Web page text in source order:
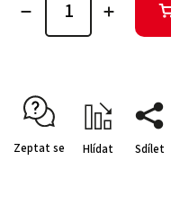
Zeptat se Hlídat Sdílet